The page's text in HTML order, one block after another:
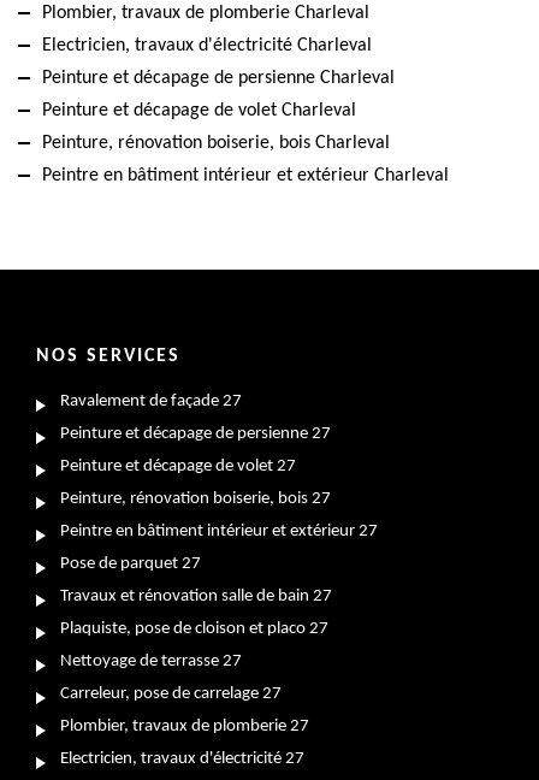
Plombier, travaux de plomberie Charleval
Electricien, travaux d'électricité Charleval
Peinture et décapage de persienne Charleval
Peinture et décapage de volet Charleval
Peinture, rénovation boiserie, bois Charleval
Peintre en bâtiment intérieur et extérieur Charleval
NOS SERVICES
Ravalement de façade 27
Peinture et décapage de persienne 27
Peinture et décapage de volet 27
Peinture, rénovation boiserie, bois 27
Peintre en bâtiment intérieur et extérieur 27
Pose de parquet 27
Travaux et rénovation salle de bain 27
Plaquiste, pose de cloison et placo 27
Nettoyage de terrasse 27
Carreleur, pose de carrelage 27
Plombier, travaux de plomberie 27
Electricien, travaux d'électricité 27